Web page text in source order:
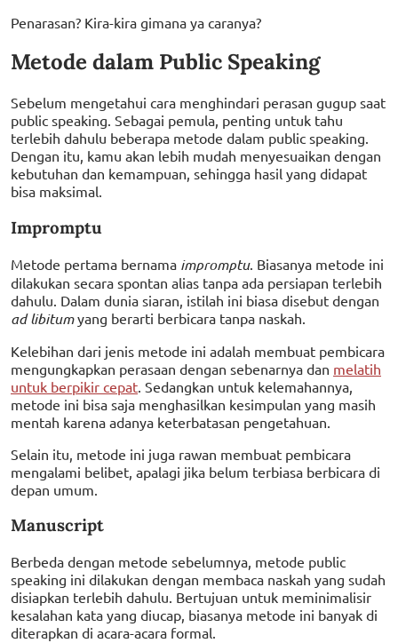
Penarasan? Kira-kira gimana ya caranya?
Metode dalam Public Speaking
Sebelum mengetahui cara menghindari perasan gugup saat
public speaking. Sebagai pemula, penting untuk tahu
terlebih dahulu beberapa metode dalam public speaking.
Dengan itu, kamu akan lebih mudah menyesuaikan dengan
kebutuhan dan kemampuan, sehingga hasil yang didapat
bisa maksimal.
Impromptu
Metode pertama bernama impromptu. Biasanya metode ini
dilakukan secara spontan alias tanpa ada persiapan terlebih
dahulu. Dalam dunia siaran, istilah ini biasa disebut dengan
ad libitumyang berarti berbicara tanpa naskah.
Kelebihan dari jenis metode ini adalah membuat pembicara
mengungkapkan perasaan dengan sebenarnya dan melatih
untuk berpikir cepat . Sedangkan untuk kelemahannya,
metode ini bisa saja menghasilkan kesimpulan yang masih
mentah karena adanya keterbatasan pengetahuan.
Selain itu, metode ini juga rawan membuat pembicara
mengalami belibet, apalagi jika belum terbiasa berbicara di
depan umum.
Manuscript
Berbeda dengan metode sebelumnya, metode public
speaking ini dilakukan dengan membaca naskah yang sudah
disiapkan terlebih dahulu. Bertujuan untuk meminimalisir
kesalahan kata yang diucap, biasanya metode ini banyak di
diterapkan di acara-acara formal.